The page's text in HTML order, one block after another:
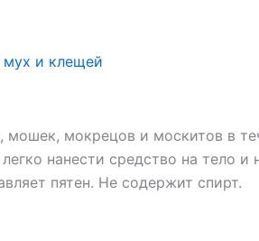
мух и клещей
мокрецов и москитов в
нанести средство на тело и
пятен. Не содержит спирт.